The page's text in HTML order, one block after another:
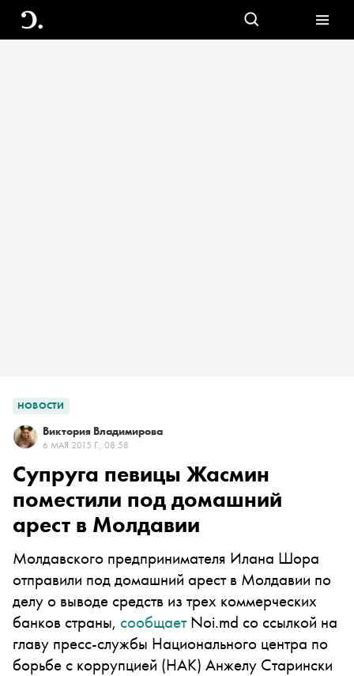
НОВОСТИ
Виктория Владимирова
6 МАЯ 2015 Г., 08:58
Супруга певицы Жасмин
поместили под домашний
арест в Молдавии
Молдавского предпринимателя Илана Шора
отправили под домашний арест в Молдавии по
делу о выводе средств из трех коммерческих
банков страны, сообщаетNoi.md со ссылкой на
главу пресс-службы Национального центра по
борьбе с коррупцией (НАК) Анжелу Старински